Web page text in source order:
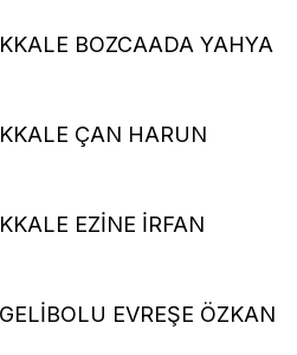
BOZCAADA YAHYA
ÇAN HARUN
EZİNE İRFAN
EVREŞE ÖZKAN